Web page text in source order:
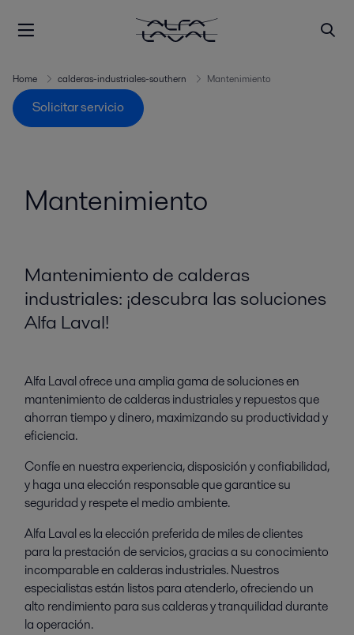
Home calderas-industriales-southern Mantenimiento
Solicitar servicio
Mantenimiento
Mantenimiento de calderas
industriales: ¡descubra las soluciones
Alfa Laval!
Alfa Laval ofrece una amplia gama de soluciones en
mantenimiento de calderas industriales y repuestos que
ahorran tiempo y dinero, maximizando su productividad y
eficiencia.
Confíe en nuestra experiencia, disposición y confiabilidad,
y haga una elección responsable que garantice su
seguridad y respete el medio ambiente.
Alfa Laval es la elección preferida de miles de clientes
para la prestación de servicios, gracias a su conocimiento
incomparable en calderas industriales. Nuestros
especialistas están listos para atenderlo, ofreciendo un
alto rendimiento para sus calderas y tranquilidad durante
la operación.